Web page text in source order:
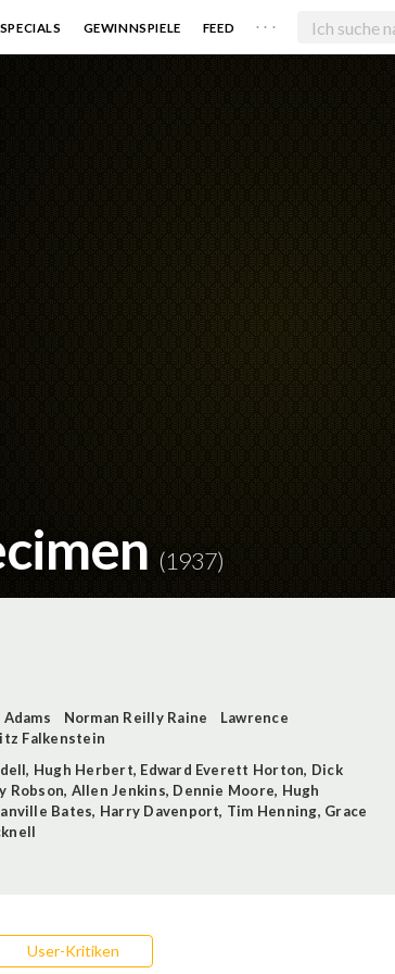
SPECIALS GEWINNSPIELE FEED . . .
(1937)
Norman Reilly Raine
Lawrence
Falkenstein
, Hugh Herbert, Edward Everett Horton, Dick
Robson, Allen Jenkins, Dennie Moore, Hugh
Bates, Harry Davenport, Tim Henning, Grace
User-Kritiken